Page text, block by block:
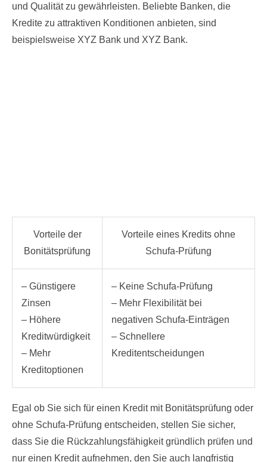
und Qualität zu gewährleisten. Beliebte Banken, die
Kredite zu attraktiven Konditionen anbieten, sind
beispielsweise XYZ Bank und XYZ Bank.
Vorteile der
Bonitätsprüfung
Vorteile eines Kredits ohne
Schufa-Prüfung
– Günstigere
Zinsen
– Höhere
Kreditwürdigkeit
– Mehr
Kreditoptionen
– Keine Schufa-Prüfung
– Mehr Flexibilität bei
negativen Schufa-Einträgen
– Schnellere
Kreditentscheidungen
Egal ob Sie sich für einen Kredit mit Bonitätsprüfung oder
ohne Schufa-Prüfung entscheiden, stellen Sie sicher,
dass Sie die Rückzahlungsfähigkeit gründlich prüfen und
nur einen Kredit aufnehmen, den Sie auch langfristig